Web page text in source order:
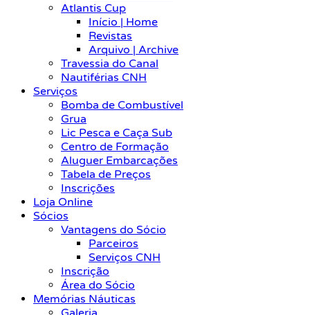
Atlantis Cup
Início | Home
Revistas
Arquivo | Archive
Travessia do Canal
Nautiférias CNH
Serviços
Bomba de Combustível
Grua
Lic Pesca e Caça Sub
Centro de Formação
Aluguer Embarcações
Tabela de Preços
Inscrições
Loja Online
Sócios
Vantagens do Sócio
Parceiros
Serviços CNH
Inscrição
Área do Sócio
Memórias Náuticas